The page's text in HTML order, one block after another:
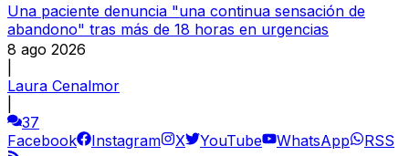
Una paciente denuncia "una continua sensación de
abandono" tras más de 18 horas en urgencias
8 ago 2026
Laura Cenalmor
37
Facebook
Instagram X YouTube WhatsApp RSS